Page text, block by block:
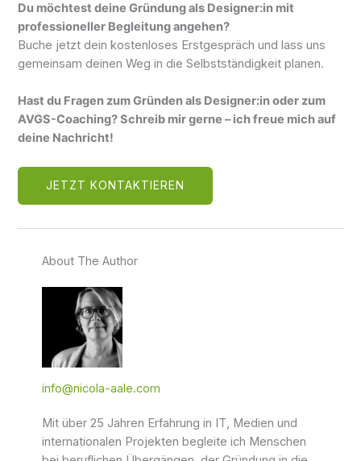
Du möchtest deine Gründung als Designer:in mit
professioneller Begleitung angehen?
Buche jetzt dein kostenloses Erstgespräch und lass uns
gemeinsam deinen Weg in die Selbstständigkeit planen.
Hast du Fragen zum Gründen als Designer:in oder zum
AVGS-Coaching? Schreib mir gerne – ich freue mich auf
deine Nachricht!
JETZT KONTAKTIEREN
About The Author
info@nicola-aale.com
Mit über 25 Jahren Erfahrung in IT, Medien und
internationalen Projekten begleite ich Menschen